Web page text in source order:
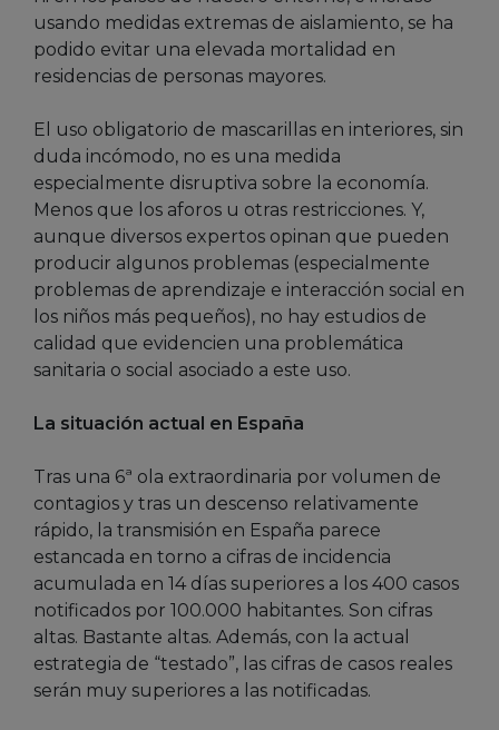
usando medidas extremas de aislamiento, se ha
podido evitar una elevada mortalidad en
residencias de personas mayores.
El uso obligatorio de mascarillas en interiores, sin
duda incómodo, no es una medida
especialmente disruptiva sobre la economía.
Menos que los aforos u otras restricciones. Y,
aunque diversos expertos opinan que pueden
producir algunos problemas (especialmente
problemas de aprendizaje e interacción social en
los niños más pequeños), no hay estudios de
calidad que evidencien una problemática
sanitaria o social asociado a este uso.
La situación actual en España
Tras una 6ª ola extraordinaria por volumen de
contagios y tras un descenso relativamente
rápido, la transmisión en España parece
estancada en torno a cifras de incidencia
acumulada en 14 días superiores a los 400 casos
notificados por 100.000 habitantes. Son cifras
altas. Bastante altas. Además, con la actual
estrategia de “testado”, las cifras de casos reales
serán muy superiores a las notificadas.